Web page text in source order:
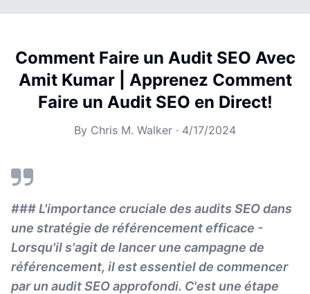
Comment Faire un Audit SEO Avec
Amit Kumar | Apprenez Comment
Faire un Audit SEO en Direct!
By Chris M. Walker · 4/17/2024
### L'importance cruciale des audits SEO dans
une stratégie de référencement efficace -
Lorsqu'il s'agit de lancer une campagne de
référencement, il est essentiel de commencer
par un audit SEO approfondi. C'est une étape